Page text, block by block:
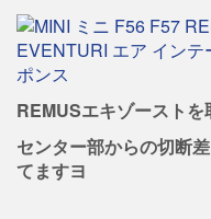
REMUSエキゾースト
センター部からの切断
てますヨ